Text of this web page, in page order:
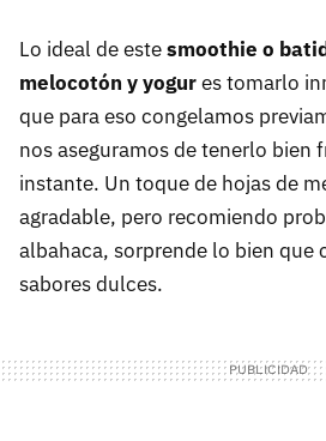
Lo ideal de estesmoothie o
melocotón y yogures tomarlo
que para eso congelamos
nos aseguramos de tenerlo bien
instante. Un toque de hojas de
agradable, pero recomiendo
albahaca, sorprende lo bien que
sabores dulces.